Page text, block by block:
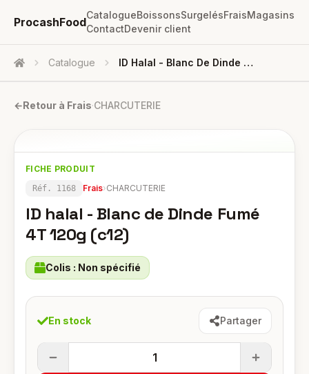
ProcashFood
CatalogueBoissonsSurgelésFraisMagasins
ContactDevenir client
Accueil Catalogue ID Halal - Blanc De Dinde Fumé 4T 120g (c12)
←Retour à Frais·CHARCUTERIE
FICHE PRODUIT
Réf. 1168 Frais›CHARCUTERIE
ID halal - Blanc de Dinde Fumé
4T 120g (c12)
Colis : Non spécifié
En stock Partager
1